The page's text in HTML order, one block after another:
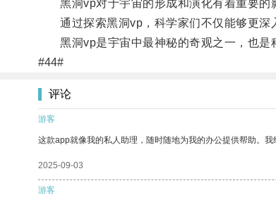
黑洞vp对于宇宙的形成和演化有着重要的
通过探索黑洞vp，科学家们不仅能够更深
黑洞vp是宇宙中最神秘的奇观之一，也是
#44#
评论
游客
这款app就像我的私人助理，随时随地为我的办公提供帮助。
2025-09-03
游客